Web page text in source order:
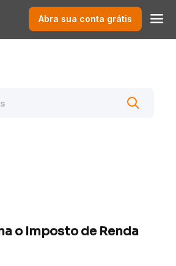
Abra sua conta grátis
o Imposto de Renda